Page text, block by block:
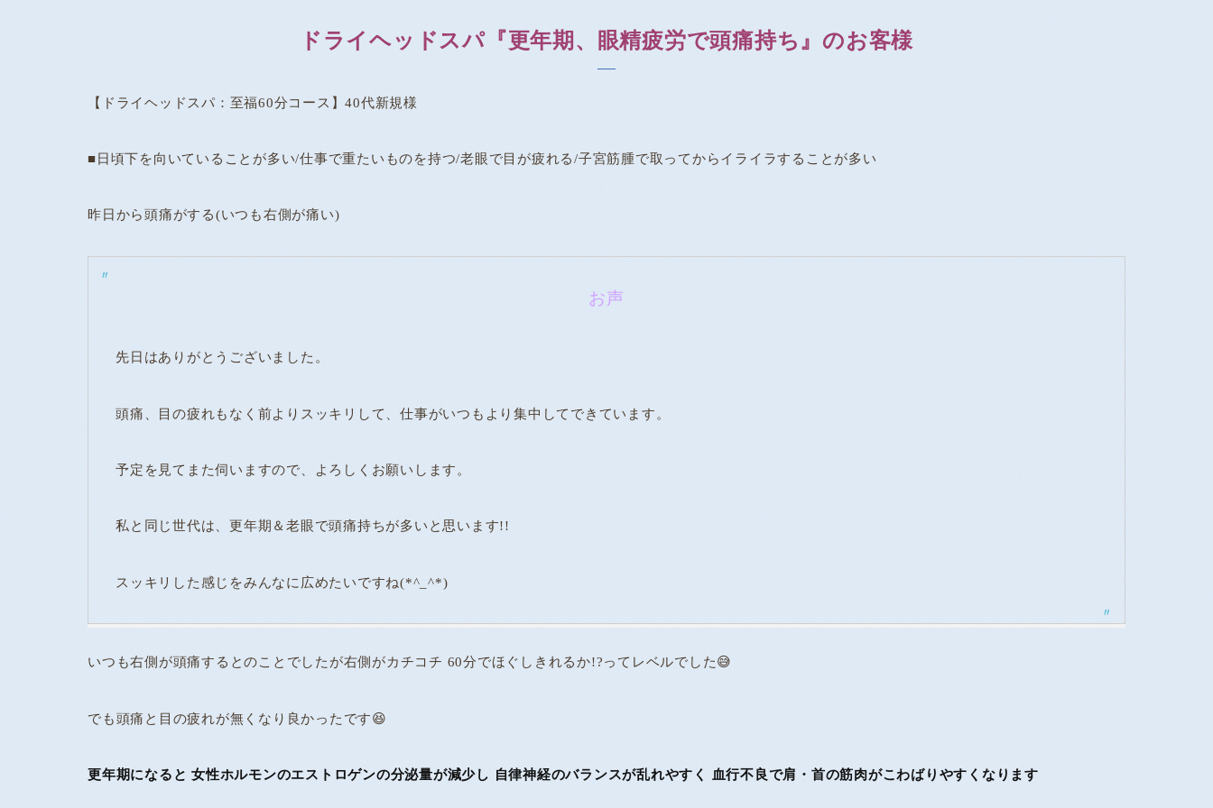
ドライヘッドスパ『更年期、眼精疲労で頭痛持ち』のお客様
【ドライヘッドスパ：至福60分コース】40代新規様
■日頃下を向いていることが多い/仕事で重たいものを持つ/老眼で目が疲れる/子宮筋腫で取ってからイライラすることが多い
昨日から頭痛がする(いつも右側が痛い)
お声
先日はありがとうございました。
頭痛、目の疲れもなく前よりスッキリして、仕事がいつもより集中してできています。
予定を見てまた伺いますので、よろしくお願いします。
私と同じ世代は、更年期＆老眼で頭痛持ちが多いと思います!!
スッキリした感じをみんなに広めたいですね(*^_^*)
いつも右側が頭痛するとのことでしたが右側がカチコチ 60分でほぐしきれるか!?ってレベルでした😅
でも頭痛と目の疲れが無くなり良かったです😆
更年期になると 女性ホルモンのエストロゲンの分泌量が減少し 自律神経のバランスが乱れやすく 血行不良で肩・首の筋肉がこわばりやすくなります